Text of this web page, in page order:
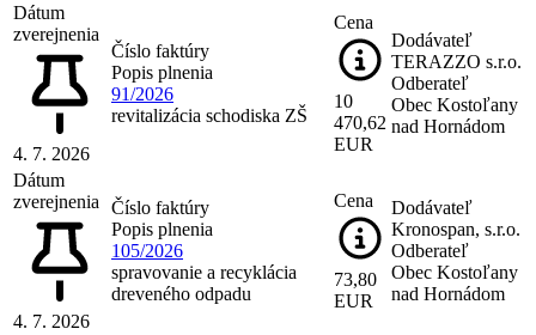
Dátum
zverejnenia
4. 7. 2026
Číslo faktúry
Popis plnenia
91/2026
revitalizácia schodiska ZŠ
Cena
10
470,62
EUR
Dodávateľ
TERAZZO s.r.o.
Odberateľ
Obec Kostoľany
nad Hornádom
Dátum
zverejnenia
4. 7. 2026
Číslo faktúry
Popis plnenia
105/2026
spravovanie a recyklácia
dreveného odpadu
Cena
73,80
EUR
Dodávateľ
Kronospan, s.r.o.
Odberateľ
Obec Kostoľany
nad Hornádom